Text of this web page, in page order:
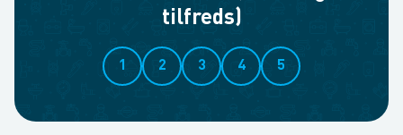
tilfreds)
1 2 3 4 5